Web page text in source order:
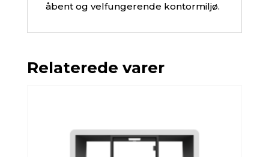
åbent og velfungerende kontormiljø.
Relaterede varer